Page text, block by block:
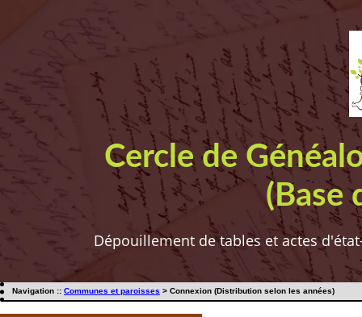
Cercle de
(Base
Dépouillement de tables et actes
Navigation :: Communes et paroisses > Connexion (Distribution selon les années)